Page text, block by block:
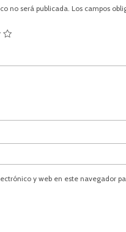
no será publicada. Los campos
y web en este navegador